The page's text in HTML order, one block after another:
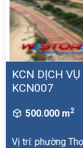
KCN DỊCH
KCN007
500.000 m2
Vị trí: phường